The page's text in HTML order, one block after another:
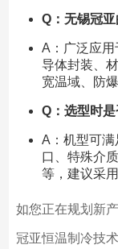
Q：无锡冠
A：广泛应
导体封装、
宽温域、防
Q：选型时是
A：机型可
口、特殊介
等，建议采
如您正在规划新
冠亚恒温制冷技